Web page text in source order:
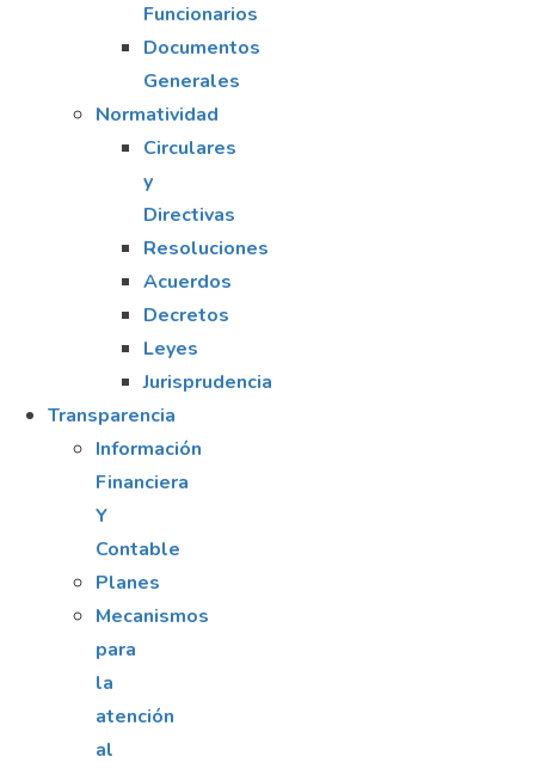
Funcionarios
Documentos
Generales
Normatividad
Circulares
y
Directivas
Resoluciones
Acuerdos
Decretos
Leyes
Jurisprudencia
Transparencia
Información
Financiera
Y
Contable
Planes
Mecanismos
para
la
atención
al